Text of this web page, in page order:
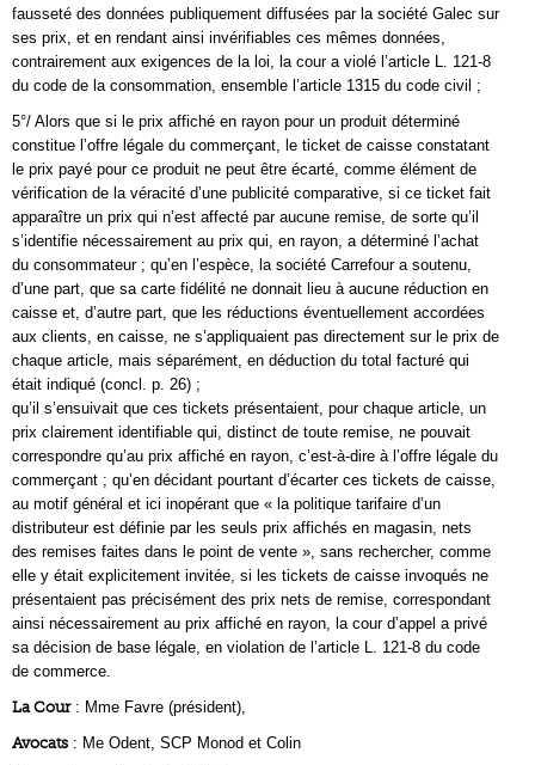
fausseté des données publiquement diffusées par la société Galec sur
ses prix, et en rendant ainsi invérifiables ces mêmes données,
contrairement aux exigences de la loi, la cour a violé l’article L. 121-8
du code de la consommation, ensemble l’article 1315 du code civil ;
5°/ Alors que si le prix affiché en rayon pour un produit déterminé
constitue l’offre légale du commerçant, le ticket de caisse constatant
le prix payé pour ce produit ne peut être écarté, comme élément de
vérification de la véracité d’une publicité comparative, si ce ticket fait
apparaître un prix qui n’est affecté par aucune remise, de sorte qu’il
s’identifie nécessairement au prix qui, en rayon, a déterminé l’achat
du consommateur ; qu’en l’espèce, la société Carrefour a soutenu,
d’une part, que sa carte fidélité ne donnait lieu à aucune réduction en
caisse et, d’autre part, que les réductions éventuellement accordées
aux clients, en caisse, ne s’appliquaient pas directement sur le prix de
chaque article, mais séparément, en déduction du total facturé qui
était indiqué (concl. p. 26) ;
qu’il s’ensuivait que ces tickets présentaient, pour chaque article, un
prix clairement identifiable qui, distinct de toute remise, ne pouvait
correspondre qu’au prix affiché en rayon, c’est-à-dire à l’offre légale du
commerçant ; qu’en décidant pourtant d’écarter ces tickets de caisse,
au motif général et ici inopérant que « la politique tarifaire d’un
distributeur est définie par les seuls prix affichés en magasin, nets
des remises faites dans le point de vente », sans rechercher, comme
elle y était explicitement invitée, si les tickets de caisse invoqués ne
présentaient pas précisément des prix nets de remise, correspondant
ainsi nécessairement au prix affiché en rayon, la cour d’appel a privé
sa décision de base légale, en violation de l’article L. 121-8 du code
de commerce.
La Cour: Mme Favre (président),
Avocats : Me Odent, SCP Monod et Colin